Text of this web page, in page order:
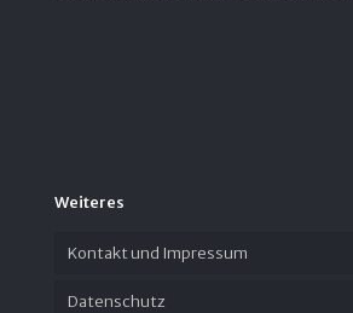
Weiteres
Kontakt und Impressum
Datenschutz